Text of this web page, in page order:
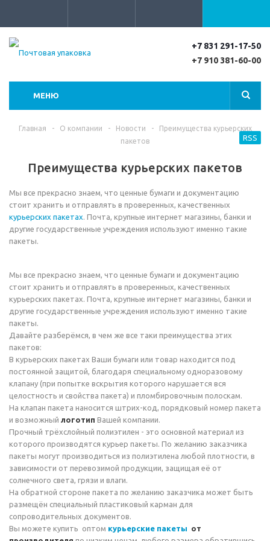
+7 831 291-17-50
+7 910 381-60-00
МЕНЮ
Главная - О компании - Новости -
Преимущества курьерских
пакетов
Преимущества курьерских пакетов
RSS
Мы все прекрасно знаем, что ценные бумаги и документацию
стоит хранить и отправлять в проверенных, качественных
курьерских пакетах. Почта, крупные интернет магазины, банки и
другие государственные учреждения используют именно такие
пакеты.
Мы все прекрасно знаем, что ценные бумаги и документацию
стоит хранить и отправлять в проверенных, качественных
курьерских пакетах. Почта, крупные интернет магазины, банки и
другие государственные учреждения используют именно такие
пакеты.
Давайте разберёмся, в чем же все таки преимущества этих
пакетов:
В курьерских пакетах Ваши бумаги или товар находится под
постоянной защитой, благодаря специальному одноразовому
клапану (при попытке вскрытия которого нарушается вся
целостность и свойства пакета) и пломбировочным полоскам.
На клапан пакета наносится штрих-код, порядковый номер пакета
и возможный логотип Вашей компании.
Прочный трёхслойный полиэтилен - это основной материал из
которого производятся курьер пакеты. По желанию заказчика
пакеты могут производиться из полиэтилена любой плотности, в
зависимости от перевозимой продукции, защищая её от
солнечного света, грязи и влаги.
На обратной стороне пакета по желанию заказчика может быть
размещён специальный пластиковый карман для
сопроводительных документов.
Вы можете купить оптом курьерские пакеты от